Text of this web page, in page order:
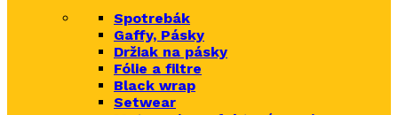
Spotrebák
Gaffy, Pásky
Držiak na pásky
Fólie a filtre
Black wrap
Setwear